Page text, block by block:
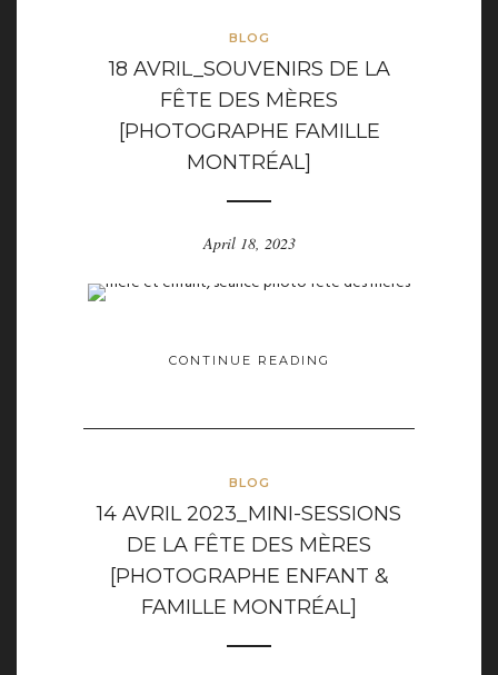
BLOG
18 AVRIL_SOUVENIRS DE LA
FÊTE DES MÈRES
[PHOTOGRAPHE FAMILLE
MONTRÉAL]
April 18, 2023
CONTINUE READING
BLOG
14 AVRIL 2023_MINI-SESSIONS
DE LA FÊTE DES MÈRES
[PHOTOGRAPHE ENFANT &
FAMILLE MONTRÉAL]